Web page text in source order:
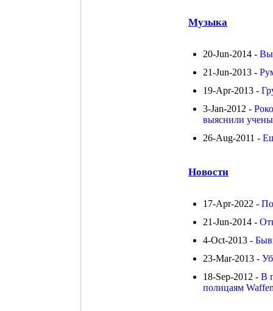
Музыка
20-Jun-2014 -
21-Jun-2013 -
19-Apr-2013 -
3-Jan-2012 -
выяснили
26-Aug-2011 -
Новости
17-Apr-2022 -
21-Jun-2014 -
4-Oct-2013 -
23-Mar-2013 -
18-Sep-2012 - В
полицаям